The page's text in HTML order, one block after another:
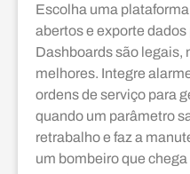
Escolha uma
abertos e exporte dados
Dashboards são legais,
melhores. Integre
ordens de serviço para
quando um parâmetro
retrabalho e faz a
um bombeiro que